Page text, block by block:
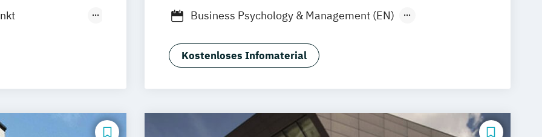
Klinische
Business Psychology & Management (EN)
General Management-Spezialisierung
Wirtschaftspsychologie und Personalmanagement
Kostenloses Infomaterial